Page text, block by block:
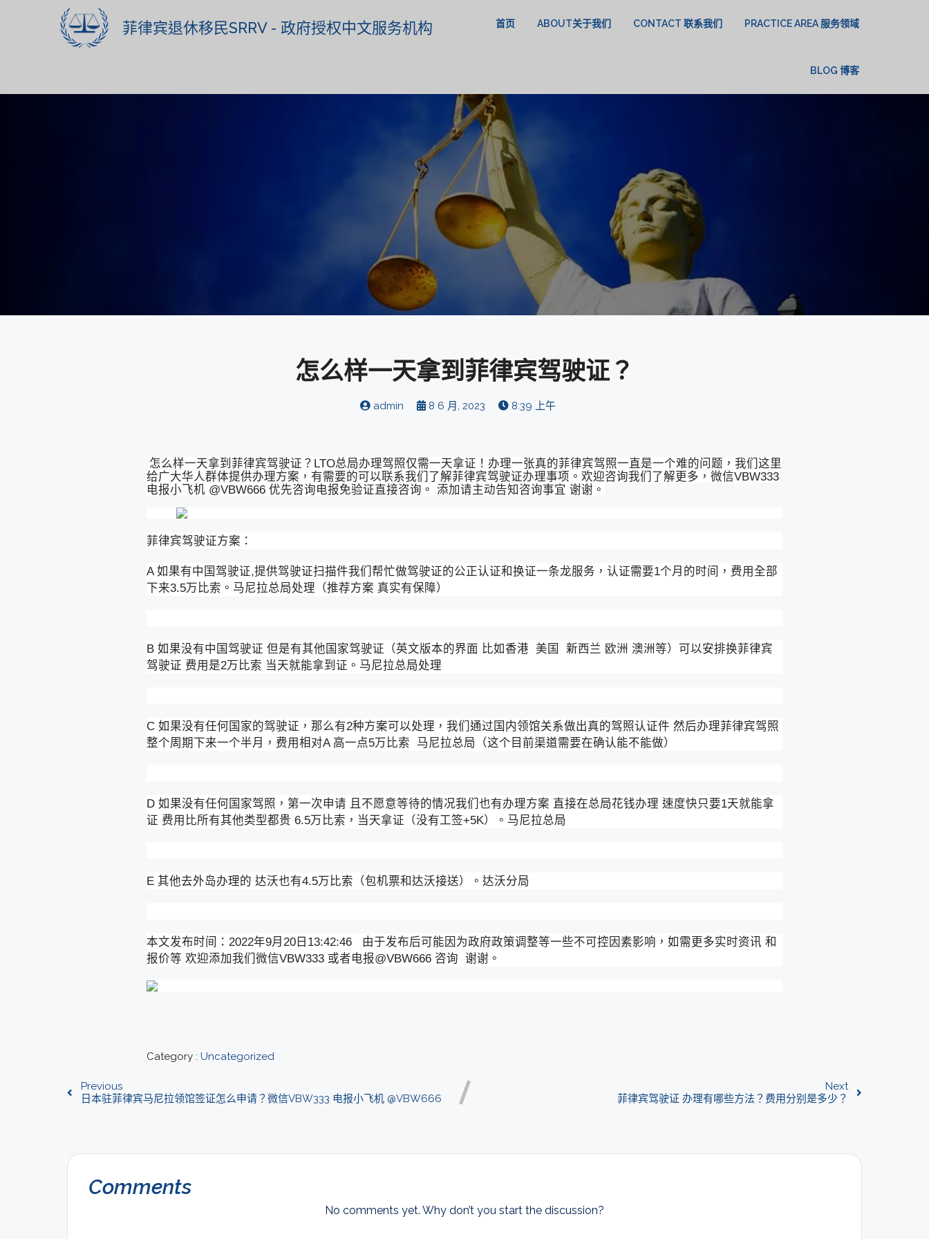
菲律宾退休移民SRRV - 政府授权中文服务机构 首页 ABOUT关于我们 CONTACT 联系我们 PRACTICE AREA 服务领域
BLOG 博客
怎么样一天拿到菲律宾驾驶证？
admin 8 6 月, 2023 8:39 上午
怎么样一天拿到菲律宾驾驶证？LTO总局办理驾照仅需一天拿证！办理一张真的菲律宾驾照一直是一个难的问题，我们这里
给广大华人群体提供办理方案，有需要的可以联系我们了解菲律宾驾驶证办理事项。欢迎咨询我们了解更多，微信VBW333
电报小飞机 @VBW666 优先咨询电报免验证直接咨询。 添加请主动告知咨询事宜 谢谢。
菲律宾驾驶证方案：
A 如果有中国驾驶证,提供驾驶证扫描件我们帮忙做驾驶证的公正认证和换证一条龙服务，认证需要1个月的时间，费用全部
下来3.5万比索。马尼拉总局处理（推荐方案 真实有保障）
B 如果没有中国驾驶证 但是有其他国家驾驶证（英文版本的界面 比如香港 美国 新西兰 欧洲 澳洲等）可以安排换菲律宾
驾驶证 费用是2万比索 当天就能拿到证。马尼拉总局处理
C 如果没有任何国家的驾驶证，那么有2种方案可以处理，我们通过国内领馆关系做出真的驾照认证件 然后办理菲律宾驾照
整个周期下来一个半月，费用相对A 高一点5万比索 马尼拉总局（这个目前渠道需要在确认能不能做）
D 如果没有任何国家驾照，第一次申请 且不愿意等待的情况我们也有办理方案 直接在总局花钱办理 速度快只要1天就能拿
证 费用比所有其他类型都贵 6.5万比索，当天拿证（没有工签+5K）。马尼拉总局
E 其他去外岛办理的 达沃也有4.5万比索（包机票和达沃接送）。达沃分局
本文发布时间：2022年9月20日13:42:46 由于发布后可能因为政府政策调整等一些不可控因素影响，如需更多实时资讯 和
报价等 欢迎添加我们微信VBW333 或者电报@VBW666 咨询 谢谢。
Category : Uncategorized
Previous
日本驻菲律宾马尼拉领馆签证怎么申请？微信VBW333 电报小飞机 @VBW666
Next
菲律宾驾驶证 办理有哪些方法？费用分别是多少？
Comments
No comments yet. Why don’t you start the discussion?